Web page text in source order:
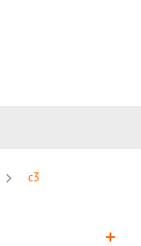
c3